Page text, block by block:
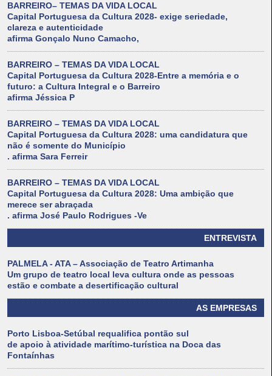
BARREIRO– TEMAS DA VIDA LOCAL
Capital Portuguesa da Cultura 2028- exige seriedade,
clareza e autenticidade
afirma Gonçalo Nuno Camacho,
BARREIRO – TEMAS DA VIDA LOCAL
Capital Portuguesa da Cultura 2028-Entre a memória e o
futuro: a Cultura Integral e o Barreiro
afirma Jéssica P
BARREIRO – TEMAS DA VIDA LOCAL
Capital Portuguesa da Cultura 2028: uma candidatura que
não é somente do Município
. afirma Sara Ferreir
BARREIRO – TEMAS DA VIDA LOCAL
Capital Portuguesa da Cultura 2028: Uma ambição que
merece ser abraçada
. afirma José Paulo Rodrigues -Ve
ENTREVISTA
PALMELA - ATA – Associação de Teatro Artimanha
Um grupo de teatro local leva cultura onde as pessoas
estão e combate a desertificação cultural
AS EMPRESAS
Porto Lisboa-Setúbal requalifica pontão sul
de apoio à atividade marítimo-turística na Doca das
Fontaínhas